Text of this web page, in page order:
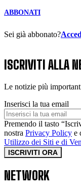
ABBONATI
Sei già abbonato?
ISCRIVITI ALLA
Le notizie più
Inserisci la tua email
Premendo il tasto
nostra Privacy Policy e
Utilizzo dei Siti e di
ISCRIVITI ORA
NETWORK